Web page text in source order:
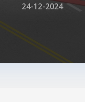
24-12-2024